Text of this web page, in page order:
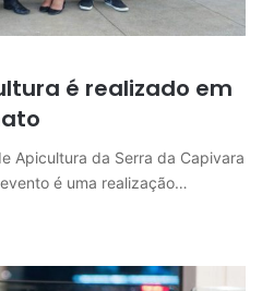
é realizado em
Apicultura da Serra da Capivara
é uma realização…